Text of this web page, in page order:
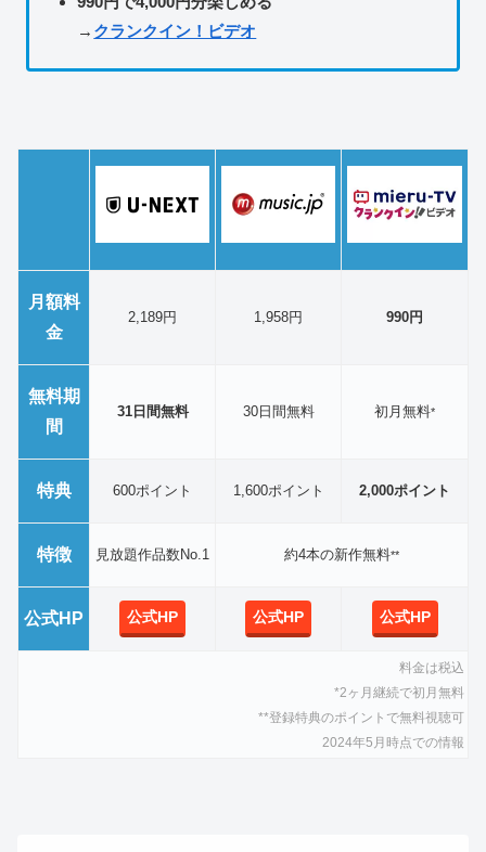
→ クランクイン！ビデオ
月額料
金
2,189円 1,958円 990円
無料期
間
31日間無料 30日間無料 初月無料*
特典 600ポイント 1,600ポイント 2,000ポイント
特徴 見放題作品数No.1 約4本の新作無料**
公式HP 公式HP 公式HP 公式HP
料金は税込
*2ヶ月継続で初月無料
**登録特典のポイントで無料視聴可
2024年5月時点での情報